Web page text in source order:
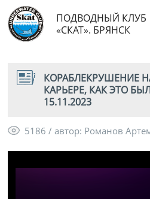
ПОДВОДНЫЙ КЛУБ
«СКАТ». БРЯНСК
КОРАБЛЕКРУШЕНИЕ
КАРЬЕРЕ, КАК ЭТО
15.11.2023
5186 / автор: Романов